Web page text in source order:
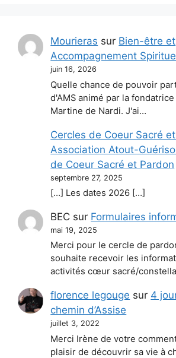
Mourieras sur Bien-être et
Accompagnement
juin 16, 2026
Quelle chance de pouvoir
d'AMS animé par la
Martine de Nardi. J'ai…
Cercles de Coeur Sacré
Association Atout-
de Coeur Sacré et Pardon
septembre 27, 2025
[…] Les dates 2026 […]
BEC sur Formulaires
mai 19, 2025
Merci pour le cercle de
souhaite recevoir les
activités cœur sacré/
florence legouge sur 4
chemin d’Assise
juillet 3, 2022
Merci Irène de votre
plaisir de découvrir sa vie à